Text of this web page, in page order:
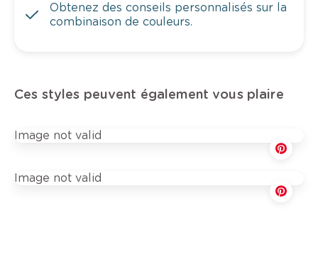
Obtenez des conseils personnalisés sur la
combinaison de couleurs.
Ces styles peuvent également vous plaire
Image not valid
Image not valid